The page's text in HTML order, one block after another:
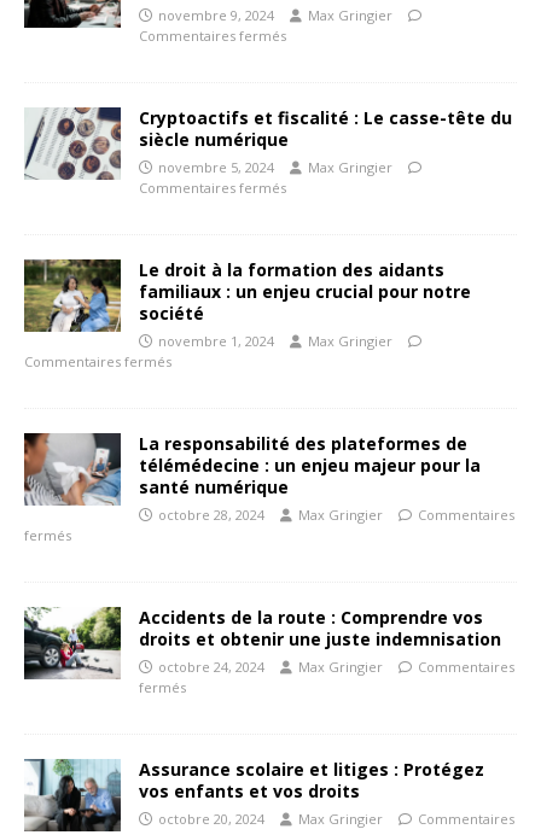
novembre 9, 2024
Max Gringier
Commentaires fermés
Cryptoactifs et fiscalité : Le casse-tête du
siècle numérique
novembre 5, 2024
Max Gringier
Commentaires fermés
Le droit à la formation des aidants
familiaux : un enjeu crucial pour notre
société
novembre 1, 2024
Max Gringier
Commentaires fermés
La responsabilité des plateformes de
télémédecine : un enjeu majeur pour la
santé numérique
octobre 28, 2024 Max Gringier
Commentaires
fermés
Accidents de la route : Comprendre vos
droits et obtenir une juste indemnisation
octobre 24, 2024 Max Gringier
Commentaires
fermés
Assurance scolaire et litiges : Protégez
vos enfants et vos droits
octobre 20, 2024 Max Gringier
Commentaires